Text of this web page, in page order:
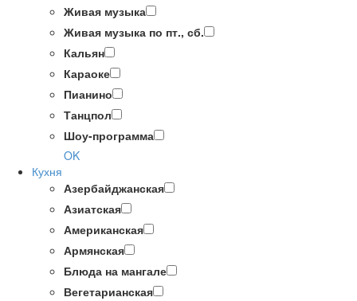
Живая музыка
Живая музыка по пт., сб.
Кальян
Караоке
Пианино
Танцпол
Шоу-программа
OK
Кухня
Азербайджанская
Азиатская
Американская
Армянская
Блюда на мангале
Вегетарианская